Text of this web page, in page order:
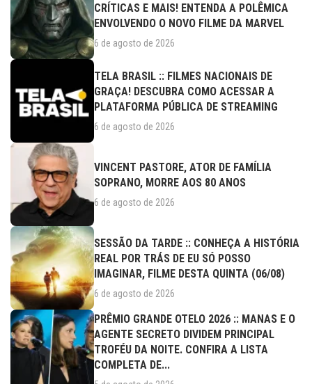
CRÍTICAS E MAIS! ENTENDA A POLÊMICA
ENVOLVENDO O NOVO FILME DA MARVEL
6 de agosto de 2026
TELA BRASIL :: FILMES NACIONAIS DE
GRAÇA! DESCUBRA COMO ACESSAR A
PLATAFORMA PÚBLICA DE STREAMING
6 de agosto de 2026
VINCENT PASTORE, ATOR DE FAMÍLIA
SOPRANO, MORRE AOS 80 ANOS
6 de agosto de 2026
SESSÃO DA TARDE :: CONHEÇA A HISTÓRIA
REAL POR TRÁS DE EU SÓ POSSO
IMAGINAR, FILME DESTA QUINTA (06/08)
6 de agosto de 2026
PRÊMIO GRANDE OTELO 2026 :: MANAS E O
AGENTE SECRETO DIVIDEM PRINCIPAL
TROFÉU DA NOITE. CONFIRA A LISTA
COMPLETA DE...